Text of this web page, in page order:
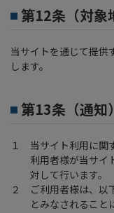
第12条（対象
当サイトを通じて提供
します。
第13条（通知）
１ 当サイト利用に関
利用者様が当サイ
対して行います。
２ ご利用者様は、以
とみなされること